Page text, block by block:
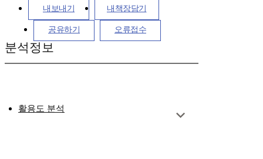
내보내기 내책장담기
공유하기 오류접수
분석정보
활용도 분석